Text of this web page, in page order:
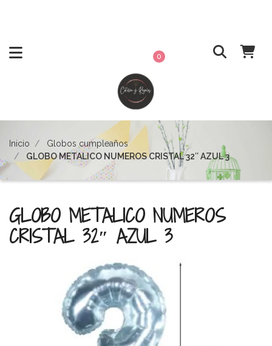
0
Inicio
Globos cumpleaños
GLOBO METALICO NUMEROS CRISTAL 32″ AZUL 3
GLOBO METALICO NUMEROS
CRISTAL 32″ AZUL 3